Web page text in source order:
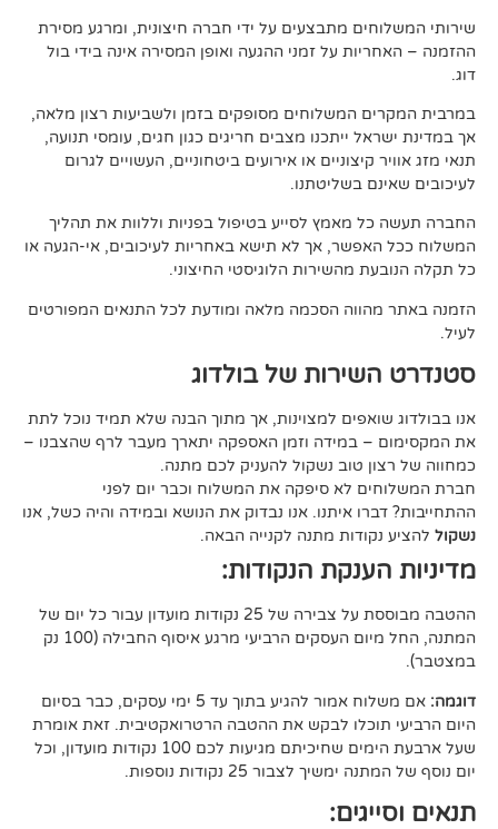
מתבצעים על ידי חברה חיצונית, ומרגע מסירת
על זמני ההגעה ואופן המסירה אינה בידי בול
המשלוחים מסופקים בזמן ולשביעות רצון מלאה,
ייתכנו מצבים חריגים כגון חגים, עומסי תנועה,
או אירועים ביטחוניים, העשויים לגרום
בשליטתנו.
מאמץ לסייע בטיפול בפניות וללוות את תהליך
אך לא תישא באחריות לעיכובים, אי-הגעה או
מהשירות הלוגיסטי החיצוני.
הסכמה מלאה ומודעת לכל התנאים המפורטים
של בולדוג
למצוינות, אך מתוך הבנה שלא תמיד נוכל לתת
במידה וזמן האספקה יתארך מעבר לרף שהצבנו –
טוב נשקול להעניק לכם מתנה.
לא סיפקה את המשלוח וכבר יום לפני
איתנו. אנו נבדוק את הנושא ובמידה והיה כשל, אנו
מתנה לקנייה הבאה.
הנקודות:
ההטבה מבוססת על צבירה של 25 נקודות מועדון עבור כל יום של
המתנה, החל מיום העסקים הרביעי מרגע איסוף החבילה (100 נק
אם משלוח אמור להגיע בתוך עד 5 ימי עסקים, כבר בסיום
לבקש את ההטבה הרטרואקטיבית. זאת אומרת
שעל ארבעת הימים שחיכיתם מגיעות לכם 100 נקודות מועדון, וכל
לצבור 25 נקודות נוספות.